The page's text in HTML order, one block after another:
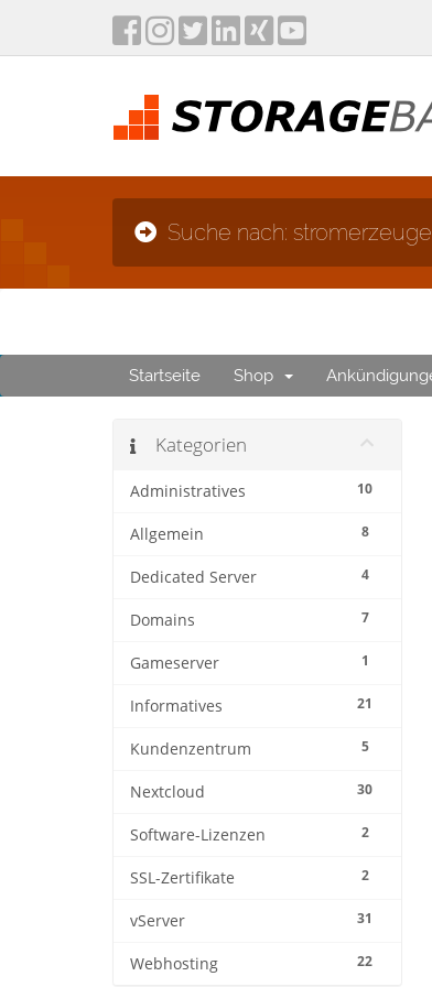
Suche nach:
Startseite Shop
Kategorien
10
Administratives
8
Allgemein
4
Dedicated Server
7
Domains
1
Gameserver
21
Informatives
5
Kundenzentrum
30
Nextcloud
2
Software-Lizenzen
2
SSL-Zertifikate
31
vServer
22
Webhosting